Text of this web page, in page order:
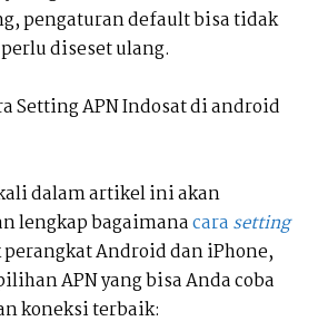
pengaturan default bisa tidak
diseset ulang.
Setting APN Indosat di android
dalam artikel ini akan
lengkap bagaimanacara setting
Android dan iPhone,
APN yang bisa Anda coba
koneksi terbaik: